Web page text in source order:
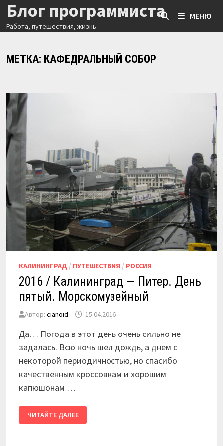
Перейти
содержимому
Блог программиста
Работа, путешествия, жизнь
МЕНЮ
МЕТКА: КАФЕДРАЛЬНЫЙ СОБОР
КАЛИНИНГРАД / ПУТЕШЕСТВИЯ / РОССИЯ
2016 / Калининград — Питер. День
пятый. Морскомузейный
Автор: cianoid 15.04.2016
Да… Погода в этот день очень сильно не
задалась. Всю ночь шел дождь, а днем с
некоторой периодичностью, но спасибо
качественным кроссовкам и хорошим
капюшонам …
2016
/
КАЛИНИНГРАД
ЧИТАЙТЕ ДАЛЕЕ